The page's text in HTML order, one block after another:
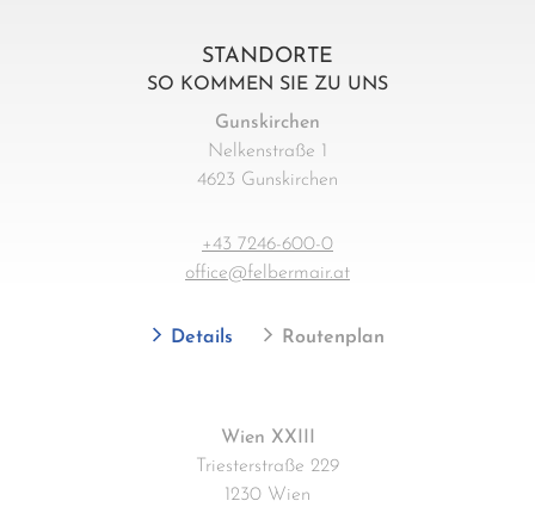
STANDORTE
SO KOMMEN SIE ZU UNS
Gunskirchen
Nelkenstraße 1
4623 Gunskirchen
+43 7246-600-0
office@felbermair.at
Details Routenplan
Wien XXIII
Triesterstraße 229
1230 Wien